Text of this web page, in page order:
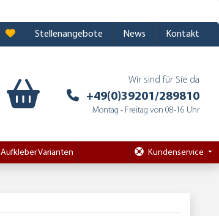
Stellenangebote News Kontakt
Wir sind für Sie da
+49(0)39201/289810
Montag - Freitag von 08-16 Uhr
Aufkleber Varianten Kundenservice